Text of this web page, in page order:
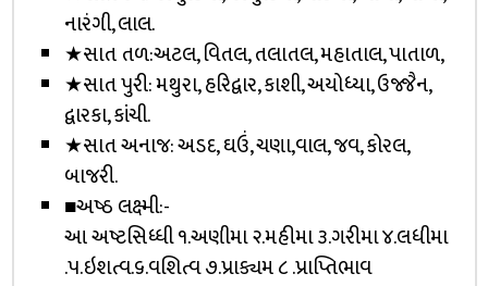
નારંગી, લાલ.
★સાત તળ:અટલ, વિતલ, તલાતલ, મહાતાલ, પાતાળ,
★સાત પુરી: મથુરા, હરિદ્વાર, કાશી, અયોધ્યા, ઉજ્જૈન,
દ્વારકા, કાંચી.
★સાત અનાજ: અડદ, ઘઉં, ચણા,વાલ, જવ, કોરલ,
બાજરી.
■અષ્ઠ લક્ષ્મી:-
આ અષ્ટસિધ્ધી ૧.અણીમા ૨.મહીમા ૩.ગરીમા ૪.લધીમા
.૫.ઇશત્વ.૬.વશિત્વ ૭.પ્રાક્યમ ૮ .પ્રાપ્તિભાવ